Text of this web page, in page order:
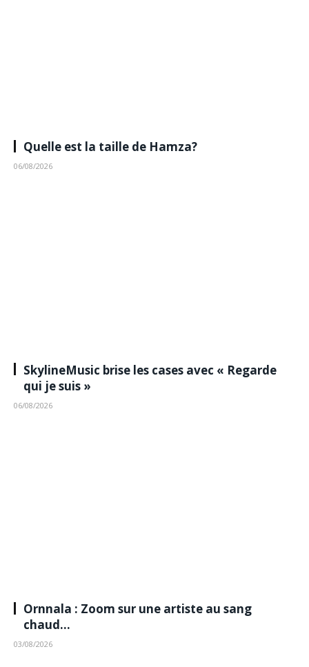
Quelle est la taille de Hamza?
06/08/2026
SkylineMusic brise les cases avec « Regarde
qui je suis »
06/08/2026
Ornnala : Zoom sur une artiste au sang
chaud…
03/08/2026